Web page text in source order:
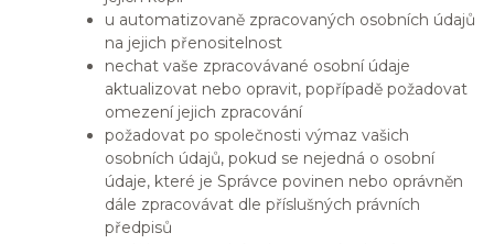
u automatizovaně zpracovaných osobních údajů
na jejich přenositelnost
nechat vaše zpracovávané osobní údaje
aktualizovat nebo opravit, popřípadě požadovat
omezení jejich zpracování
požadovat po společnosti výmaz vašich
osobních údajů, pokud se nejedná o osobní
údaje, které je Správce povinen nebo oprávněn
dále zpracovávat dle příslušných právních
předpisů